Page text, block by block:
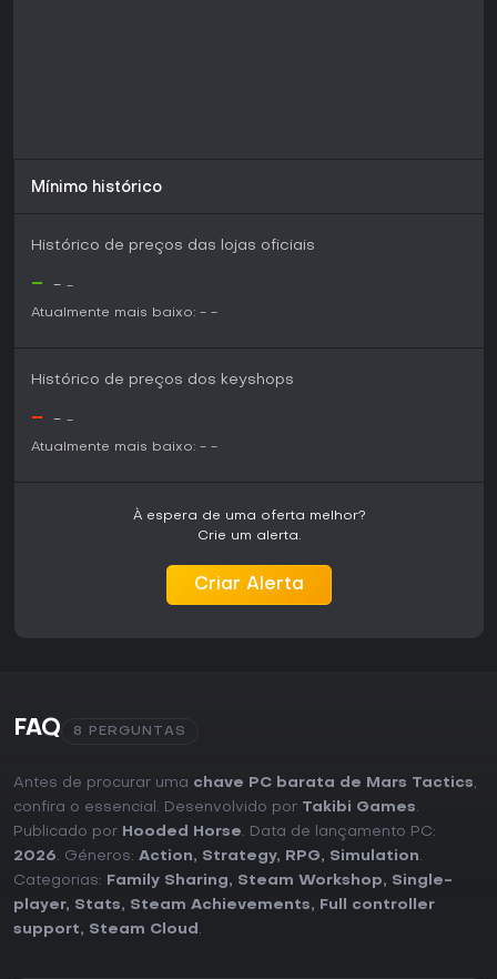
Mínimo histórico
Histórico de preços das lojas oficiais
- - -
Atualmente mais baixo: - -
Histórico de preços dos keyshops
- - -
Atualmente mais baixo: - -
À espera de uma oferta melhor?
Crie um alerta.
Criar Alerta
FAQ 8 PERGUNTAS
Antes de procurar uma chave PC barata de Mars Tactics,
confira o essencial. Desenvolvido por Takibi Games.
Publicado por Hooded Horse. Data de lançamento PC:
2026. Géneros: Action, Strategy, RPG, Simulation.
Categorias:
Family Sharing, Steam Workshop, Single-
player, Stats, Steam Achievements,
Full controller
support, Steam Cloud .